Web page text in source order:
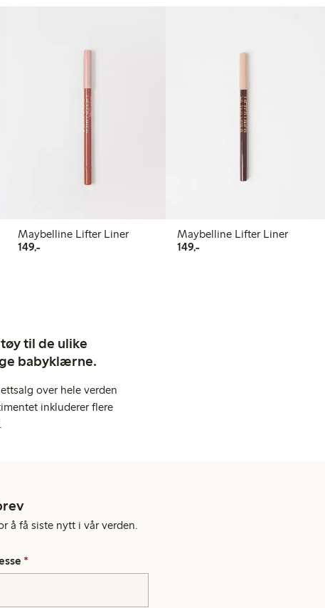
Maybelline Lifter Liner
149,-149,00 kr
Maybelline Lifter Liner
149,-149,00 kr
til de ulike
babyklærne.
over hele verden
inkluderer flere
å få siste nytt i vår verden.
*